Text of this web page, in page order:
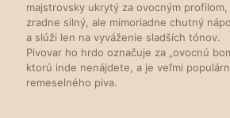
majstrovsky ukrytý za ovocným
zradne silný, ale mimoriadne chutný
a slúži len na vyváženie sladších tónov.
Pivovar ho hrdo označuje za „ovocnú
ktorú inde nenájdete, a je veľmi
remeselného piva.